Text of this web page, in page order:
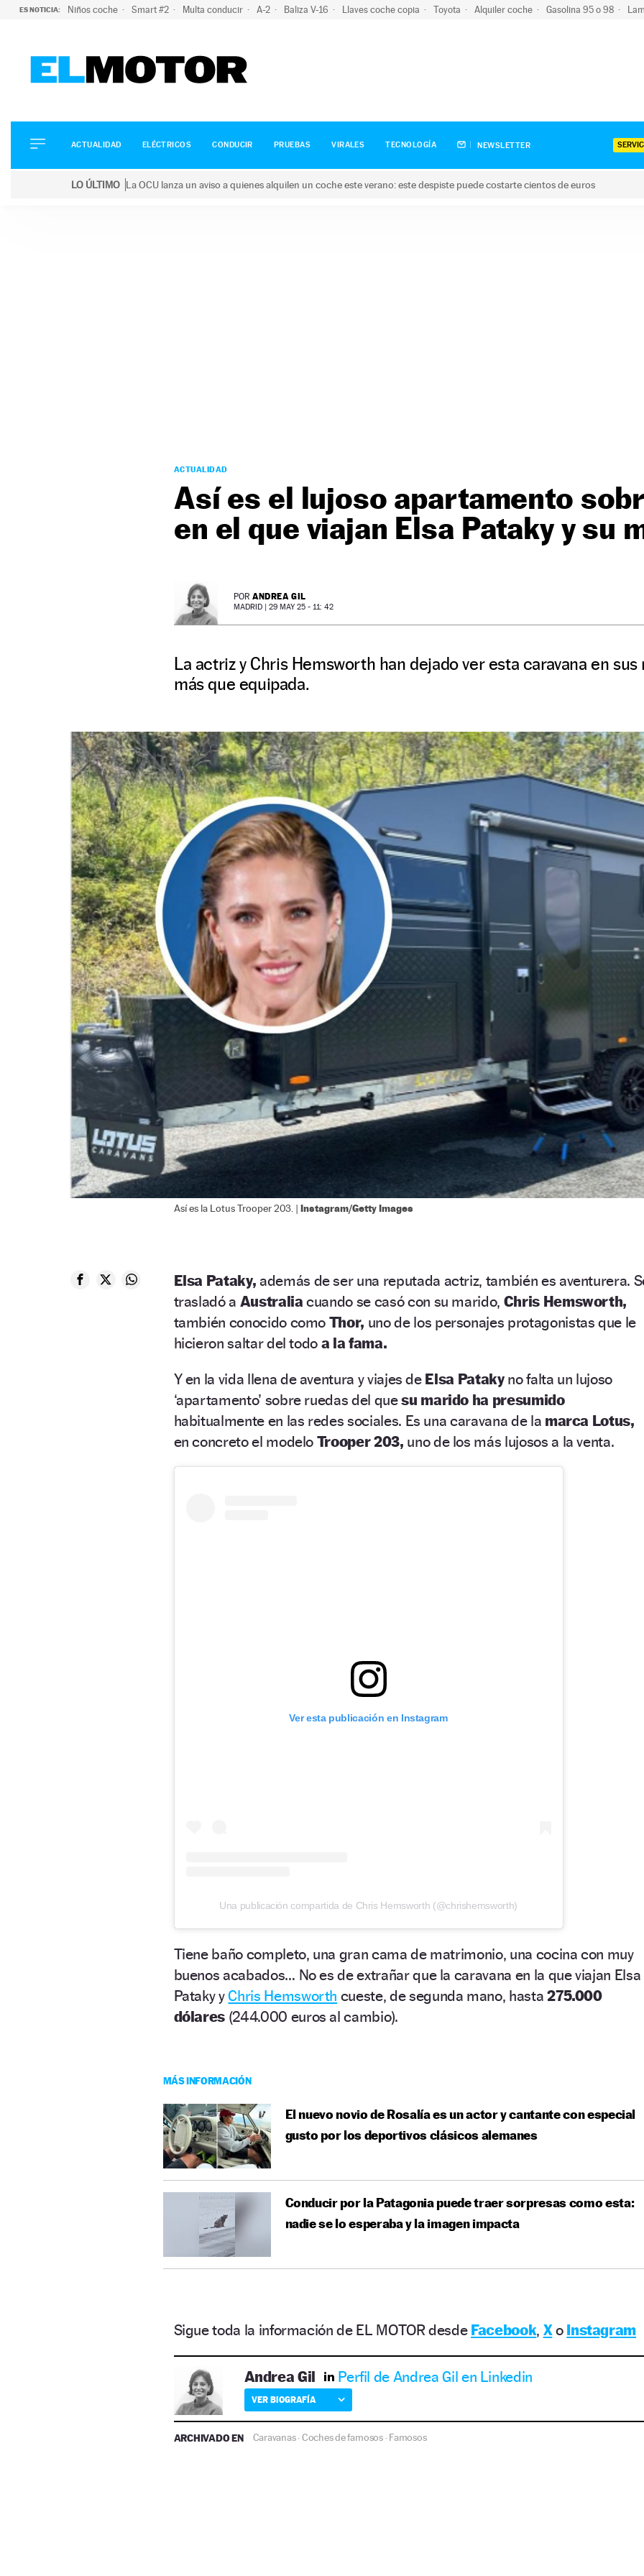
ES NOTICIA: Niños coche Smart #2 Multa conducir A-2 Baliza V-16 Llaves coche copia Toyota Alquiler coche Gasolina 95 o 98
ELÉCTRICOS
CONDUCIR
ACTUALIDAD ELÉCTRICOS CONDUCIR PRUEBAS VIRALES TECNOLOGÍA NEWSLETTER
LO ÚLTIMO La OCU lanza un aviso a quienes alquilen un coche este verano: este despiste puede costarte cientos de euros
ACTUALIDAD
Así es el lujoso apartamento
en el que viajan Elsa Pataky y su
POR ANDREA GIL
MADRID | 29 MAY 25 - 11: 42
La actriz y Chris Hemsworth han dejado ver esta caravana en
más que equipada.
Así es la Lotus Trooper 203. | Instagram/Getty Images
Elsa Pataky, además de ser una reputada actriz, también es aventurera.
trasladó a Australiacuando se casó con su marido, Chris Hemsworth,
también conocido como Thor, uno de los personajes protagonistas que le
hicieron saltar del todo a la fama.
Y en la vida llena de aventura y viajes deElsa Pataky no falta un lujoso
‘apartamento’ sobre ruedas del quesu marido ha presumido
habitualmente en las redes sociales. Es una caravana de la marca Lotus,
en concreto el modelo Trooper 203, uno de los más lujosos a la venta.
Ver esta publicación en Instagram
Una publicación compartida de Chris Hemsworth (@chrishemsworth)
Tiene baño completo, una gran cama de matrimonio, una cocina con muy
buenos acabados… No es de extrañar que la caravana en la que viajan Elsa
Pataky yChris Hemsworth cueste, de segunda mano, hasta 275.000
dólares (244.000 euros al cambio).
MÁS INFORMACIÓN
El nuevo novio de Rosalía es un actor y cantante con especial
gusto por los deportivos clásicos alemanes
Conducir por la Patagonia puede traer sorpresas como esta:
nadie se lo esperaba y la imagen impacta
Sigue toda la información de EL MOTOR desde Facebook, Xo Instagram
Andrea Gil Perfil de Andrea Gil en Linkedin
VER BIOGRAFÍA
ARCHIVADO EN Caravanas·Coches de famosos·Famosos